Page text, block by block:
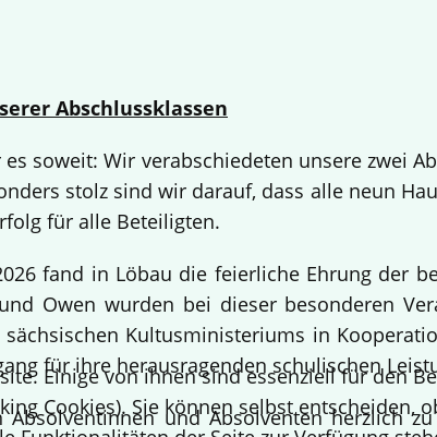
Abschlussklassen
es soweit: Wir verabschiedeten unsere zwei
stolz sind wir darauf, dass alle neun
für alle Beteiligten.
fand in Löbau die feierliche Ehrung der
Owen wurden bei dieser besonderen
Kultusministeriums in
für ihre herausragenden schulischen
Absolventinnen und Absolventen herzlich
Einige von ihnen sind essenziell für den
Cookies). Sie können selbst entscheiden,